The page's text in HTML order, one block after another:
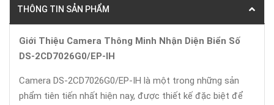
THÔNG TIN SẢN PHẨM
Giới Thiệu Camera Thông Minh Nhận Diện Biển Số
DS-2CD7026G0/EP-IH
Camera DS-2CD7026G0/EP-IH là một trong những sản
phẩm tiên tiến nhất hiện nay, được thiết kế đặc biệt để